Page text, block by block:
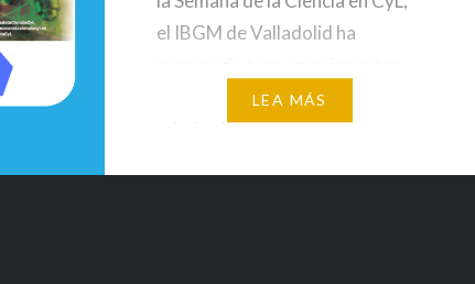
el IBGM de Valladolid ha
actividades para todas las
edades junto a sus
LEA MÁS